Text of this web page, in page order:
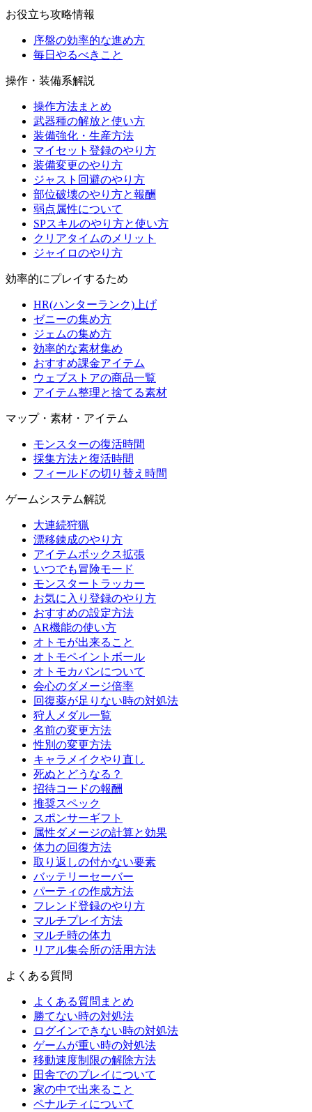
お役立ち攻略情報
序盤の効率的な進め方
毎日やるべきこと
操作・装備系解説
操作方法まとめ
武器種の解放と使い方
装備強化・生産方法
マイセット登録のやり方
装備変更のやり方
ジャスト回避のやり方
部位破壊のやり方と報酬
弱点属性について
SPスキルのやり方と使い方
クリアタイムのメリット
ジャイロのやり方
効率的にプレイするため
HR(ハンターランク)上げ
ゼニーの集め方
ジェムの集め方
効率的な素材集め
おすすめ課金アイテム
ウェブストアの商品一覧
アイテム整理と捨てる素材
マップ・素材・アイテム
モンスターの復活時間
採集方法と復活時間
フィールドの切り替え時間
ゲームシステム解説
大連続狩猟
漂移錬成のやり方
アイテムボックス拡張
いつでも冒険モード
モンスタートラッカー
お気に入り登録のやり方
おすすめの設定方法
AR機能の使い方
オトモが出来ること
オトモペイントボール
オトモカバンについて
会心のダメージ倍率
回復薬が足りない時の対処法
狩人メダル一覧
名前の変更方法
性別の変更方法
キャラメイクやり直し
死ぬとどうなる？
招待コードの報酬
推奨スペック
スポンサーギフト
属性ダメージの計算と効果
体力の回復方法
取り返しの付かない要素
バッテリーセーバー
パーティの作成方法
フレンド登録のやり方
マルチプレイ方法
マルチ時の体力
リアル集会所の活用方法
よくある質問
よくある質問まとめ
勝てない時の対処法
ログインできない時の対処法
ゲームが重い時の対処法
移動速度制限の解除方法
田舎でのプレイについて
家の中で出来ること
ペナルティについて